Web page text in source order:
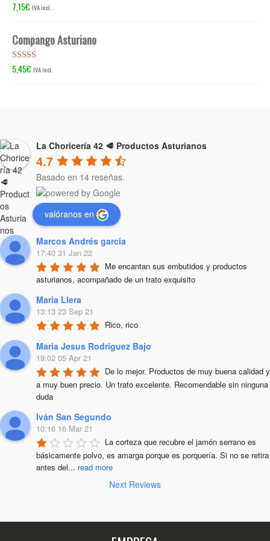
Valorado en
7,15€ IVA incl.
Compango Asturiano
Valorado en
5,45€ IVA incl.
La Choricería 42 🥩 Productos Asturianos
4.7
Basado en 14 reseñas.
valóranos en
Marcos Andrés garcia
17:40 31 Jan 22
Me encantan sus embutidos y productos
asturianos, acompañado de un trato exquisito
Maria Llera
13:13 23 Sep 21
Rico, rico
Maria Jesus Rodriguez Bajo
19:02 05 Apr 21
De lo mejor. Productos de muy buena calidad y
a muy buen precio. Un trato excelente. Recomendable sin ninguna
duda
Iván San Segundo
10:16 16 Mar 21
La corteza que recubre el jamón serrano es
básicamente polvo, es amarga porque es porquería. Si no se retira
antes del... read more
Next Reviews